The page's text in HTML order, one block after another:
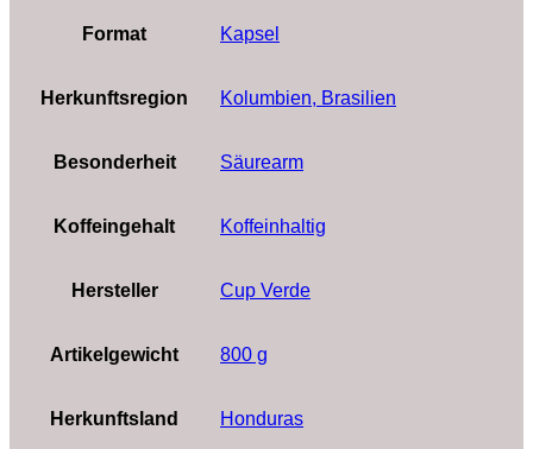
Format ‎Kapsel
Herkunftsregion ‎Kolumbien, Brasilien
Besonderheit ‎Säurearm
Koffeingehalt ‎Koffeinhaltig
Hersteller ‎Cup Verde
Artikelgewicht ‎800 g
Herkunftsland ‎Honduras